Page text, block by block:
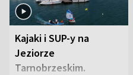
Kajaki i SUP-y na
Jeziorze
Tarnobrzeskim.